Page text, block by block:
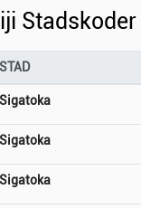
Stadskoder
STAD
Sigatoka
Sigatoka
Sigatoka